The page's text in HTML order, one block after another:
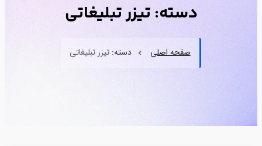
دسته: تیزر تبلیغاتی
صفحه اصلی دسته: تیزر تبلیغاتی